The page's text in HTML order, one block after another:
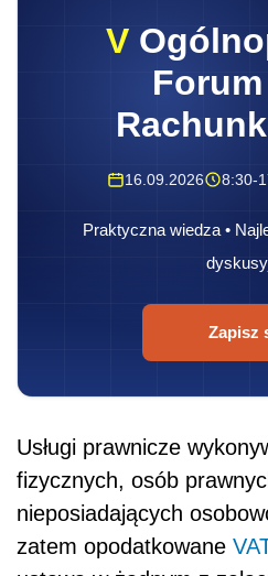
V
16.09.2026 8:30-
Praktyczna wiedza •
Zapisz
Usługi prawnicze
fizycznych, osób
nieposiadających
zatem opodatkowane